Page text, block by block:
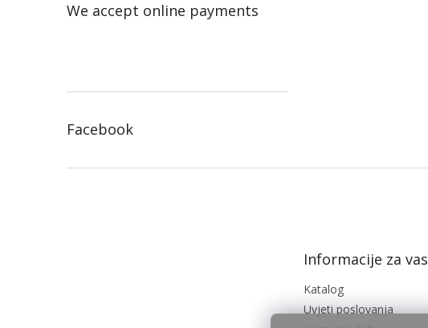
We accept online payments
Facebook
Informacije za vas
Katalog
Uvjeti poslovanja